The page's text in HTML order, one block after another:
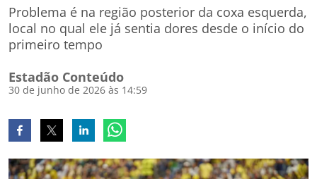
Problema é na região posterior da coxa esquerda,
local no qual ele já sentia dores desde o início do
primeiro tempo
Estadão Conteúdo
30 de junho de 2026 às 14:59